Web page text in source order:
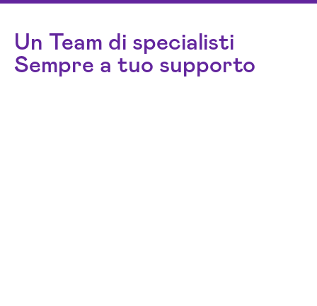
Un Team di specialisti
Sempre a tuo supporto